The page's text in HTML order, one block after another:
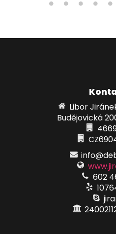
Libor
Budějovická
602